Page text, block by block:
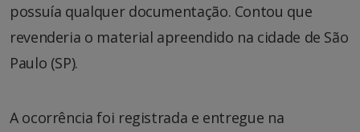
possuía qualquer documentação. Contou que
revenderia o material apreendido na cidade de São
Paulo (SP).
A ocorrência foi registrada e entregue na